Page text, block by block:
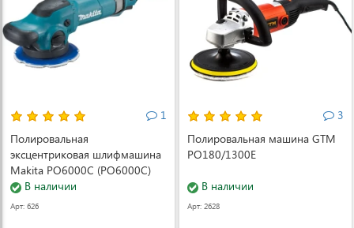
1
Полировальная
эксцентриковая шлифмашина
Makita PO6000C (PO6000C)
В наличии
Арт: 626
3
Полировальная машина GTM
PO180/1300E
В наличии
Арт: 2628